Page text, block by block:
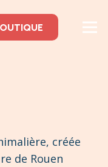
créée
de Rouen